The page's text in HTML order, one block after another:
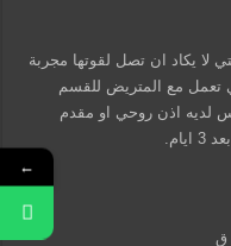
لا يكاد ان تصل لقوتها مجربة
تعمل مع المتريض للقسم
لديه اذن روحي او مقدم
ق
←